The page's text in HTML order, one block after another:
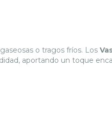
o tragos fríos. Los
aportando un toque